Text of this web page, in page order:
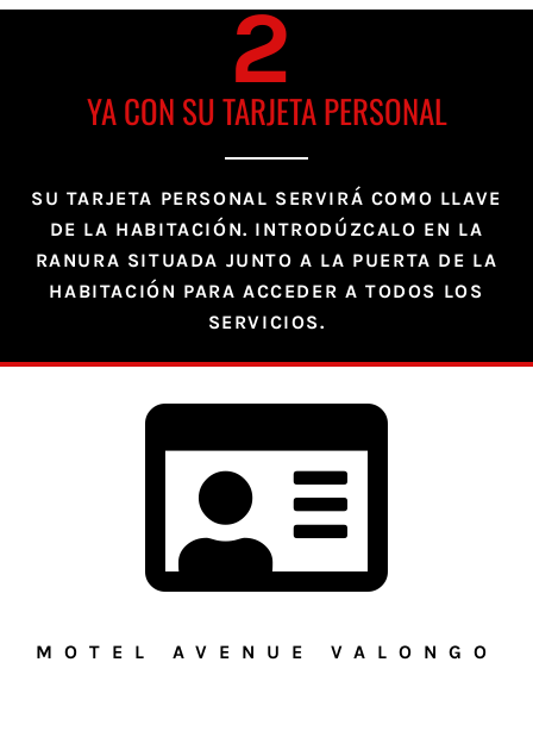
MOTEL AVENUE VALONGO
2
YA CON SU TARJETA PERSONAL
SU TARJETA PERSONAL SERVIRÁ COMO LLAVE
DE LA HABITACIÓN. INTRODÚZCALO EN LA
RANURA SITUADA JUNTO A LA PUERTA DE LA
HABITACIÓN PARA ACCEDER A TODOS LOS
SERVICIOS.